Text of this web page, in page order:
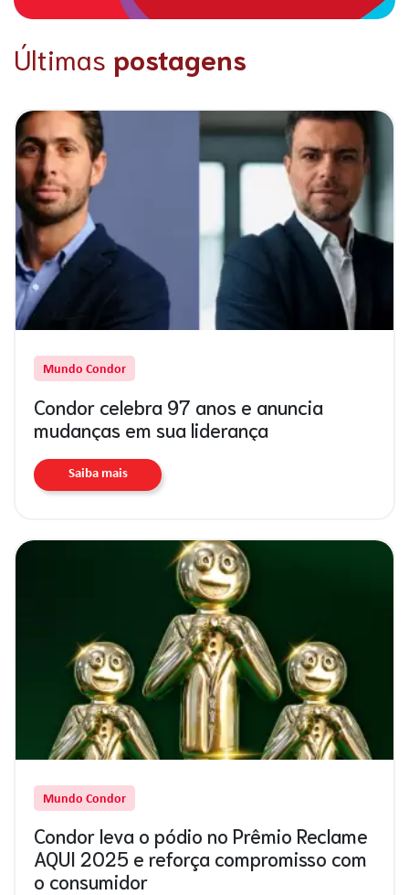
Últimas postagens
Mundo Condor
Condor celebra 97 anos e anuncia
mudanças em sua liderança
Saiba mais
Mundo Condor
Condor leva o pódio no Prêmio Reclame
AQUI 2025 e reforça compromisso com
o consumidor